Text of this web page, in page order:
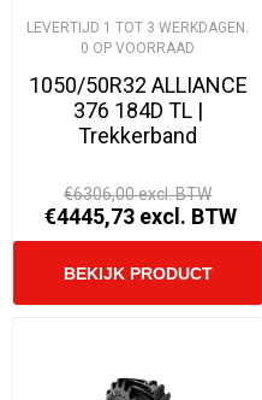
LEVERTIJD 1 TOT 3 WERKDAGEN.
0 OP VOORRAAD
1050/50R32 ALLIANCE
376 184D TL |
Trekkerband
€6306,00 excl. BTW
€4445,73 excl. BTW